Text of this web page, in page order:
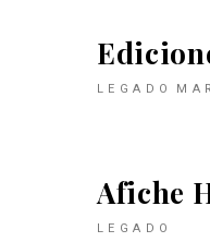
LEGADO
Afiche
LEGADO